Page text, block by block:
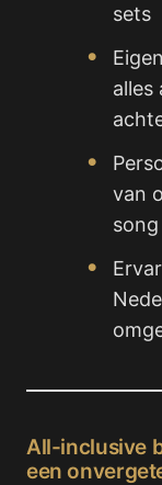
sets
alles
van
song
All-inclusive
een